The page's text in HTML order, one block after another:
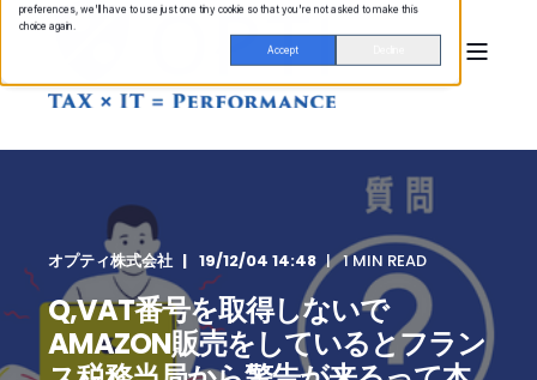
preferences, we'll have to use just one tiny cookie so that you're not asked to make this
choice again.
Accept
オプティ株式会社 19/12/04 14:48 1 MIN READ
Q,VAT番号を取得しないで
AMAZON販売をしているとフラン